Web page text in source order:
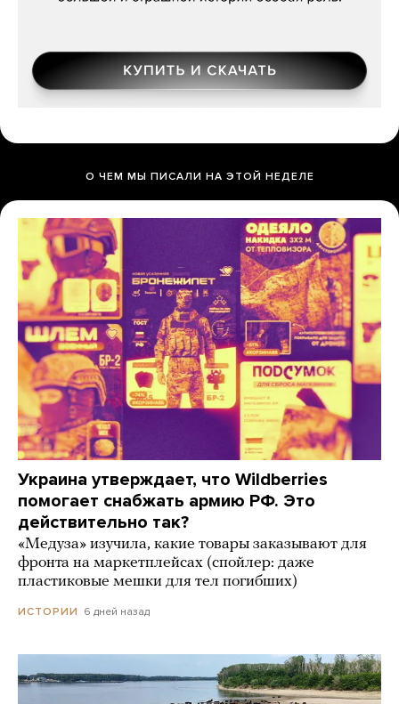
О ЧЕМ МЫ ПИСАЛИ НА ЭТОЙ НЕДЕЛЕ
Украина утверждает, что Wildberries
помогает снабжать армию РФ. Это
действительно так?
«Медуза» изучила, какие товары заказывают для
фронта на маркетплейсах (спойлер: даже
пластиковые мешки для тел погибших)
ИСТОРИИ 6 дней назад